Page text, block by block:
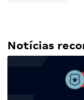
Notícias